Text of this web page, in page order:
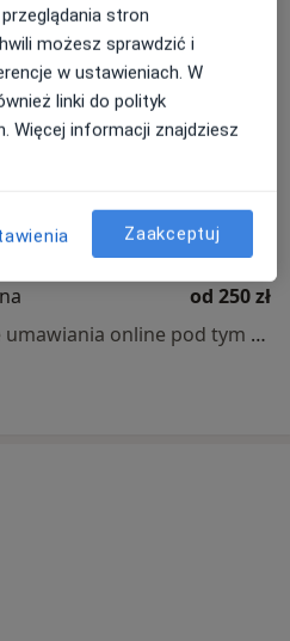
Biała Mapa
od 250 zł
Specjalista nie oferuje umawiania online pod tym adresem.
stron
możesz sprawdzić i
w ustawieniach. W
linki do polityk
Więcej informacji znajdziesz
Zaakceptuj